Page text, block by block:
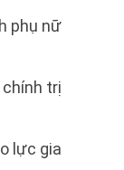
phụ nữ
trị
lực gia